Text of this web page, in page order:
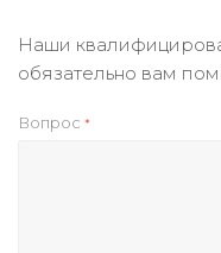
Наши
обязательно вам
Вопрос *